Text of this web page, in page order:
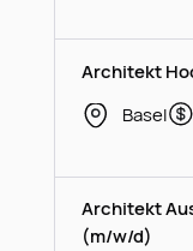
Architekt
Basel
Architekt
(m/w/d)